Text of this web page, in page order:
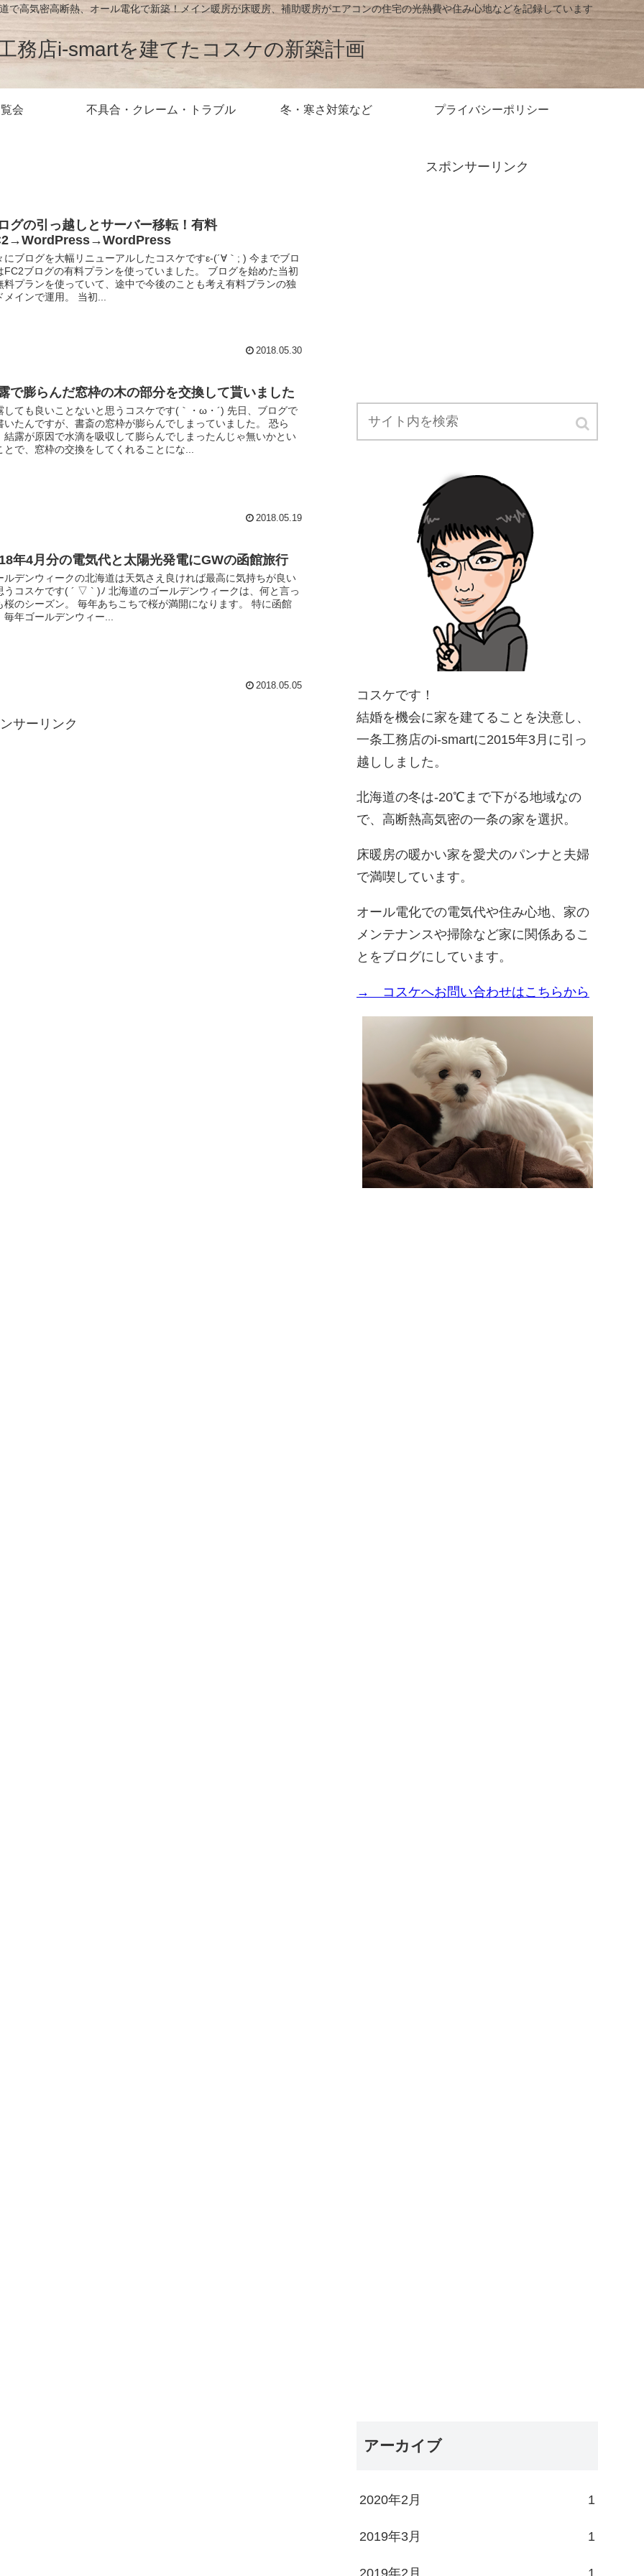
高気密高断熱、オール電化で新築！メイン暖房が床暖房、補助暖房がエアコンの住宅の光熱費や住み心地などを記録しています
務店i-smartを建てたコスケの新築計画
会 不具合・クレーム・トラブル 冬・寒さ対策など プライバシーポリシー
グの引っ越しとサーバー移転！有料
にブログを大幅リニューアルしたコスケですε-(´∀｀; ) 今までブロ
FC2ブログの有料プランを使っていました。 ブログを始めた当初
料プランを使っていて、途中で今後のことも考え有料プランの独
メインで運用。 当初...
2018.05.30
で膨らんだ窓枠の木の部分を交換して貰いました
しても良いことないと思うコスケです(｀・ω・´) 先日、ブログで
いたんですが、書斎の窓枠が膨らんでしまっていました。 恐ら
結露が原因で水滴を吸収して膨らんでしまったんじゃ無いかとい
とで、窓枠の交換をしてくれることにな...
2018.05.19
年4月分の電気代と太陽光発電にGWの函館旅行
ルデンウィークの北海道は天気さえ良ければ最高に気持ちが良い
うコスケです( ´ ▽ ` )ﾉ 北海道のゴールデンウィークは、何と言っ
桜のシーズン。 毎年あちこちで桜が満開になります。 特に函館
毎年ゴールデンウィー...
2018.05.05
サーリンク
スポンサーリンク
コスケです！
結婚を機会に家を建てることを決意し、
一条工務店のi-smartに2015年3月に引っ
越ししました。
北海道の冬は-20℃まで下がる地域なの
で、高断熱高気密の一条の家を選択。
床暖房の暖かい家を愛犬のパンナと夫婦
で満喫しています。
オール電化での電気代や住み心地、家の
メンテナンスや掃除など家に関係あるこ
とをブログにしています。
→ コスケへお問い合わせはこちらから
アーカイブ
2020年2月 1
2019年3月 1